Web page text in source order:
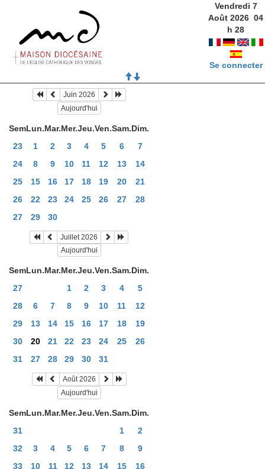
Vendredi 7
Août 2026 04
h28
Se connecter
Juin 2026
Aujourd'hui
SemLun.Mar.Mer.Jeu.Ven.Sam.Dim.
23
1 2 3 4 5 6
7
24
8 9 10 11 12 13
14
25
15 16 17 18 19 20
21
26
22 23 24 25 26 27
28
27
29 30
Juillet 2026
Aujourd'hui
SemLun.Mar.Mer.Jeu.Ven.Sam.Dim.
27
1 2 3 4
5
28
6 7 8 9 10 11
12
29
13 14 15 16 17 18
19
30
20 21 22 23 24 25
26
31
27 28 29 30 31
Août 2026
Aujourd'hui
SemLun.Mar.Mer.Jeu.Ven.Sam.Dim.
31
1
2
32
3 4 5 6 7 8
9
33
10 11 12 13 14 15
16